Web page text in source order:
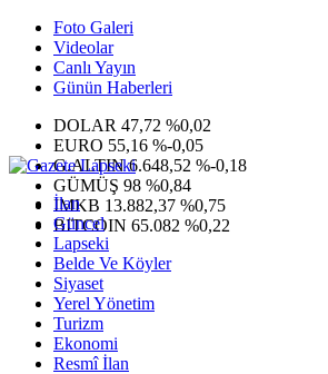
Foto Galeri
Videolar
Canlı Yayın
Günün Haberleri
DOLAR 47,72 %0,02
EURO 55,16 %-0,05
G.ALTIN6.648,52 %-0,18
GÜMÜŞ 98 %0,84
IMKB 13.882,37 %0,75
BITCOIN 65.082 %0,22
İlan
Güncel
Lapseki
Belde Ve Köyler
Siyaset
Yerel Yönetim
Turizm
Ekonomi
Resmî İlan